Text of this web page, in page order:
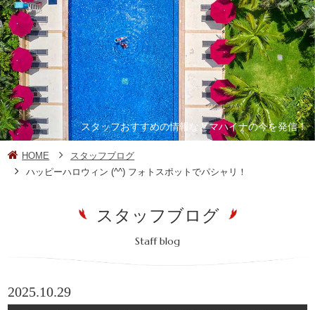
スタッフおすすめの情報などマハイナの今を発信！
HOME
スタッフブログ
ハッピーハロウィン (^^) フォトスポットでパシャリ！
スタッフブログ
Staff blog
2025.10.29